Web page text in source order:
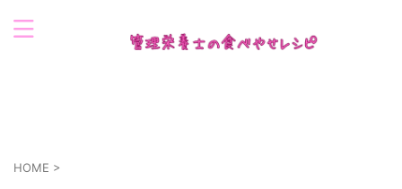
HOME >